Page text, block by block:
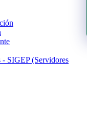
SIGEP (Servidores